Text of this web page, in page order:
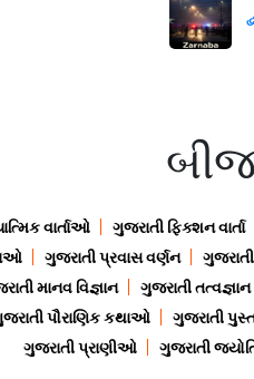
વાર્તાઓ ગુજરાતી ફિક્શન વાર્તા
ગુજરાતી પ્રવાસ વર્ણન
માનવ વિજ્ઞાન ગુજરાતી તત્વજ્ઞાન
પૌરાણિક કથાઓ ગુજરાતી
ગુજરાતી પ્રાણીઓ
ગુજરાતી